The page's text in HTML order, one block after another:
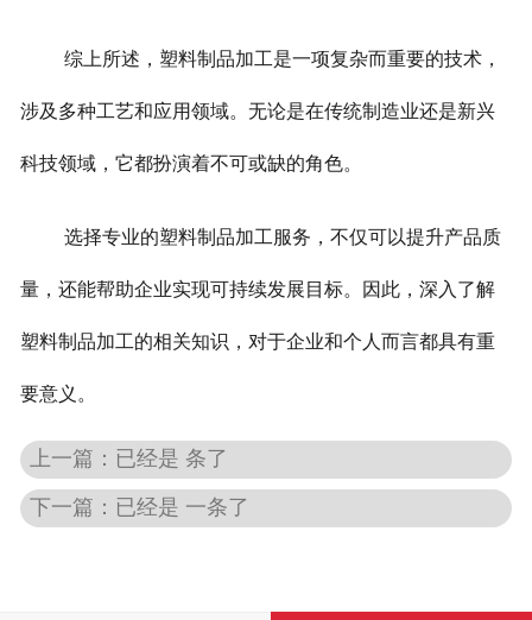
综上所述，塑料制品加工是一项复杂而重要的技术，
涉及多种工艺和应用领域。无论是在传统制造业还是新兴
科技领域，它都扮演着不可或缺的角色。
选择专业的塑料制品加工服务，不仅可以提升产品质
量，还能帮助企业实现可持续发展目标。因此，深入了解
塑料制品加工的相关知识，对于企业和个人而言都具有重
要意义。
上一篇：已经是 条了
下一篇：已经是 一条了